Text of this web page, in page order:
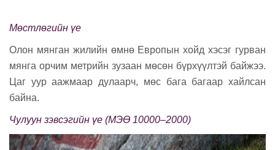
Мөстлөгийн үе
Олон мянган жилийн өмнө Европын хойд хэсэг гурван
мянга орчим метрийн зузаан мөсөн бүрхүүлтэй байжээ.
Цаг уур аажмаар дулаарч, мөс бага багаар хайлсан
байна.
Чулуун зэвсэгийн үе (МЭӨ 10000–2000)